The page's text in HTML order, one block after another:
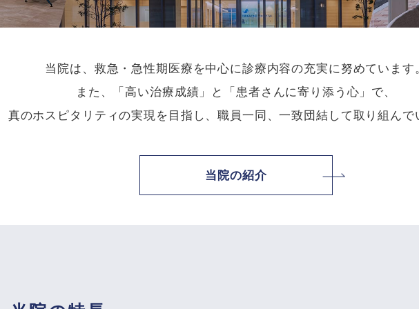
当院は、救急・急性期医療を中心に診療内容の充実に努めています
また、「高い治療成績」と「患者さんに寄り添う心」で、
真のホスピタリティの実現を目指し、職員一同、一致団結して取り組んで
当院の紹介